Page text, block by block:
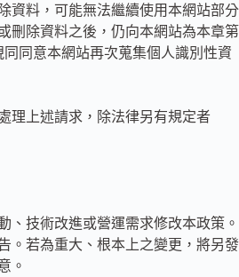
資料，可能無法繼續使用本網站部分
刪除資料之後，仍向本網站為本章第
同意本網站再次蒐集個人識別性資
理上述請求，除法律另有規定者
、技術改進或營運需求修改本政策。
。若為重大、根本上之變更，將另發
。